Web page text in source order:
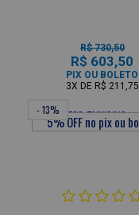
R$ 730,50
R$ 603,50
PIX OU BOLETO
3X DE R$ 211,75
- 13%